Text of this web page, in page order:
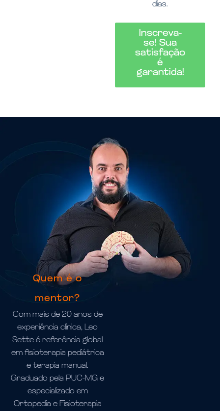
dias.
Inscreva-
se! Sua
satisfação
é
garantida!
Quem é o
mentor?
Com mais de 20 anos de
experiência clínica, Leo
Sette é referência global
em fisioterapia pediátrica
e terapia manual.
Graduado pela PUC-MG e
especializado em
Ortopedia e Fisioterapia